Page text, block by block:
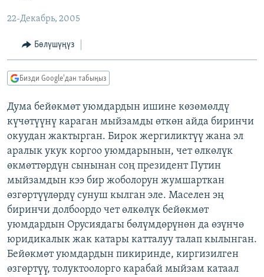
БҮГҮН АЗАТТЫКТА
ЭКСПЕРТТЕР ТАЛДАЙТ
БИЗ ЖАНА ДҮЙНӨ
ЭЖЕ-СИҢДИЛЕР
АЗАТТЫК+
ЫҢГАЙСЫЗ СУРООЛОР
ПОДКАСТ
ӨЗГӨЧӨ ПИКИР
Русский
ОНЛАЙН ШЕРИНЕ
ЭЕ/АРнун бардык сайттары
22-Декабрь, 2005
Бөлүшүңүз
Бизди Google'дан табыңыз
Дума бейөкмөт уюмдардын ишине көзөмөлдү
күчөтүүнү караган мыйзамды өткөн айда биринчи
окуудан жактырган. Бирок жергиликтүү жана эл
аралык укук коргоо уюмдарынын, чет өлкөлүк
өкмөттөрдүн сынынан соң президент Путин
мыйзамдын кээ бир жоболорун жумшарткан
өзгөртүүлөрдү сунуш кылган эле. Маселен эң
биринчи долбоордо чет өлкөлүк бейөкмөт
уюмдардын Орусиядагы бөлүмдөрүнөн да өзүнчө
юридикалык жак катары катталуу талап кылынган.
Бейөкмөт уюмдардын пикиринде, киргизилген
өзгөртүү, толуктоолорго карабай мыйзам катаал